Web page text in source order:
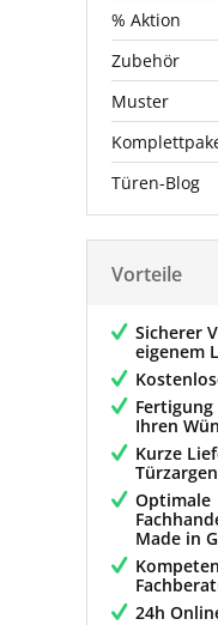
% Aktion
Zubehör
Muster
Türen-Blog
Vorteile
Sicherer
eigenem
Ihren
Kurze
Optimale
Made in
24h